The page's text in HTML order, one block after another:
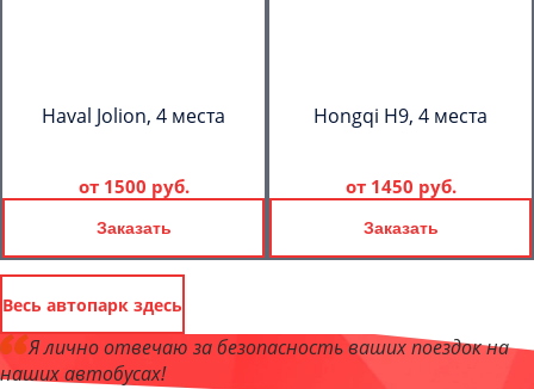
Haval Jolion, 4 места
от 1500 руб.
Заказать
Hongqi H9, 4 места
от 1450 руб.
Заказать
Весь автопарк здесь
Я лично отвечаю за безопасность ваших поездок на
наших автобусах!